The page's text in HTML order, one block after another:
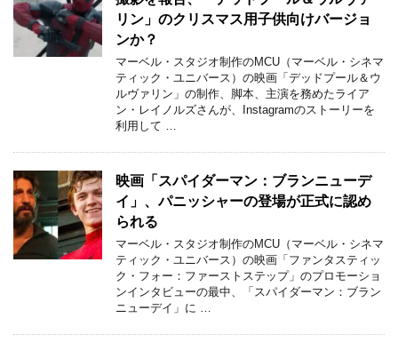
リン」のクリスマス用子供向けバージョ
ンか？
マーベル・スタジオ制作のMCU（マーベル・シネマ
ティック・ユニバース）の映画「デッドプール＆ウ
ルヴァリン」の制作、脚本、主演を務めたライア
ン・レイノルズさんが、Instagramのストーリーを
利用して …
映画「スパイダーマン：ブランニューデ
イ」、パニッシャーの登場が正式に認め
られる
マーベル・スタジオ制作のMCU（マーベル・シネマ
ティック・ユニバース）の映画「ファンタスティッ
ク・フォー：ファーストステップ」のプロモーショ
ンインタビューの最中、「スパイダーマン：ブラン
ニューデイ」に …